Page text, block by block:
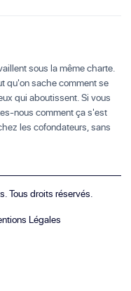
sous la même charte.
qu'on sache comment se
qui aboutissent. Si vous
nous comment ça s'est
les cofondateurs, sans
Tous droits réservés.
Légales